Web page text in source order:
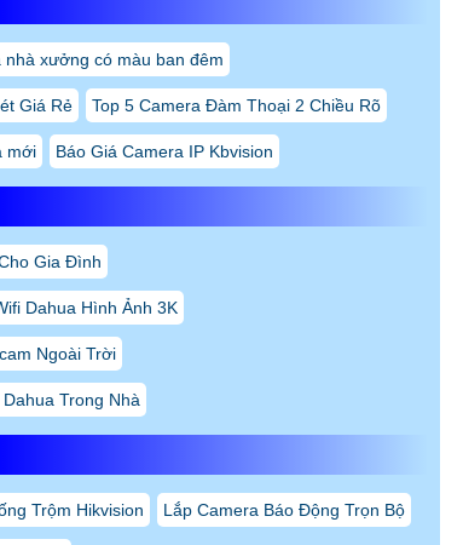
nhà xưởng có màu ban đêm
Giá Rẻ Top 5 Camera Đàm Thoại 2 Chiều Rõ
mới Báo Giá Camera IP Kbvision
Gia Đình
Dahua Hình Ảnh 3K
Ngoài Trời
Trong Nhà
Trộm Hikvision Lắp Camera Báo Động Trọn Bộ